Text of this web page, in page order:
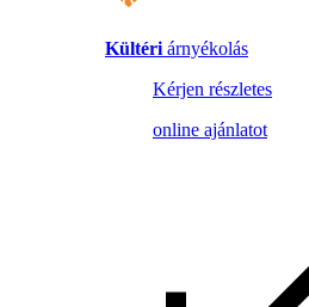
Kültéri árnyékolás
Kérjen részletes
online ajánlatot